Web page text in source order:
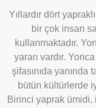
Yıllardır dört
bir çok insan
kullanmaktadır.
yararı vardır.
şifasınıda yanında
bütün kültürlerde
Birinci yaprak ümidi,